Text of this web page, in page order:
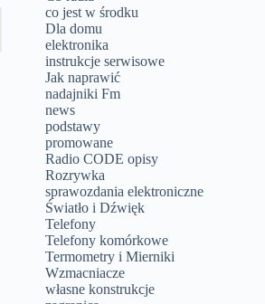
co jest w środku
Dla domu
elektronika
instrukcje serwisowe
Jak naprawić
nadajniki Fm
news
podstawy
promowane
Radio CODE opisy
Rozrywka
sprawozdania elektroniczne
Światło i Dźwięk
Telefony
Telefony komórkowe
Termometry i Mierniki
Wzmacniacze
własne konstrukcje